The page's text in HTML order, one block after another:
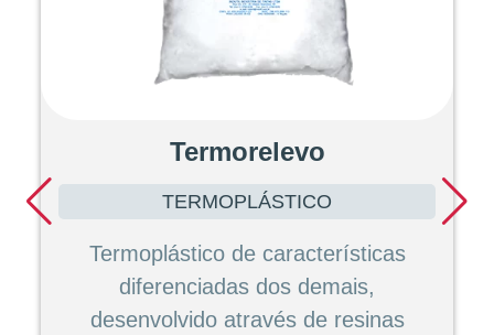
Termorelevo
TERMOPLÁSTICO
Termoplástico de características
diferenciadas dos demais,
desenvolvido através de resinas